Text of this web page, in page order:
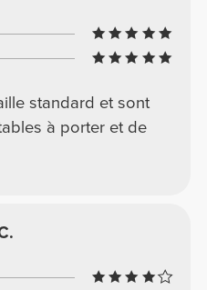
standard et sont
à porter et de